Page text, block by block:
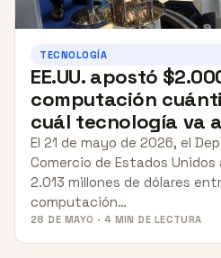
TECNOLOGÍA
EE.UU. apostó
computación
cuál tecnología va
El 21 de mayo de 2026, el
Comercio de Estados
2.013 millones de dólares
computación…
28 DE MAYO · 4 MIN DE LECTURA